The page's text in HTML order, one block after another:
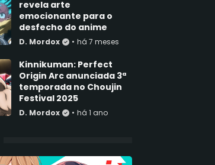
revela arte
emocionante para o
desfecho do anime
D. Mordox • há 7 meses
Kinnikuman: Perfect
Origin Arc anunciada 3ª
temporada no Choujin
Festival 2025
D. Mordox • há 1 ano